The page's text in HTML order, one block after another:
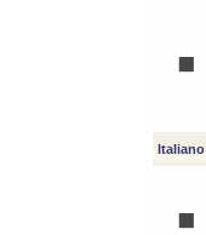
Italiano